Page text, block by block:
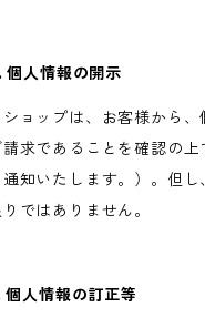
個人情報の開示
ョップは、お客様から
求であることを確認の
知いたします。）。但
ではありません。
個人情報の訂正等